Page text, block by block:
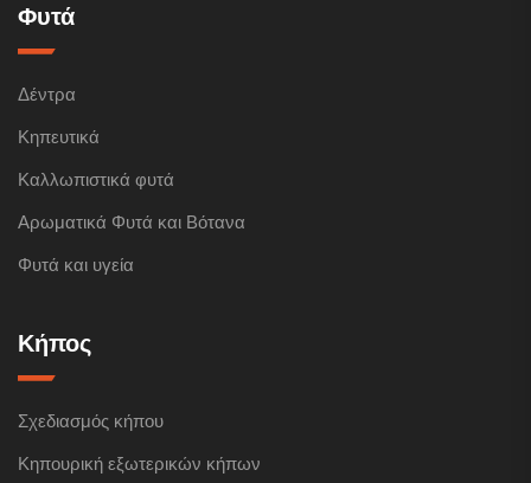
Φυτά
Δέντρα
Κηπευτικά
Καλλωπιστικά φυτά
Αρωματικά Φυτά και Βότανα
Φυτά και υγεία
Κήπος
Σχεδιασμός κήπου
Κηπουρική εξωτερικών κήπων